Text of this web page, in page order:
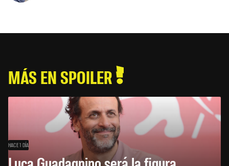
MÁS EN SPOILER
HACE 1 DÍA